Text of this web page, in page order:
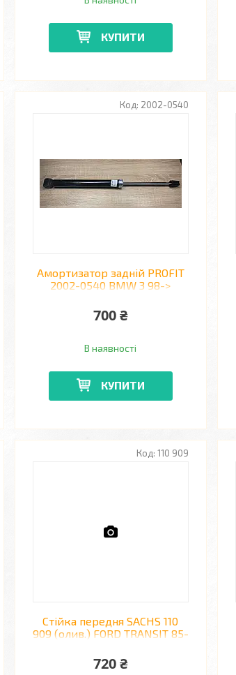
КУПИТИ
2002-0540
Амортизатор задній PROFIT
2002-0540 BMW 3 98->
700 ₴
В наявності
КУПИТИ
110 909
Стійка передня SACHS 110
909 (олив.) FORD TRANSIT 85-
720 ₴